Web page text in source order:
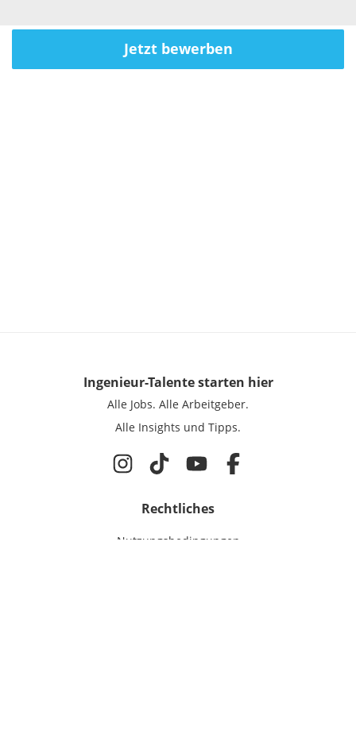
Jetzt bewerben
Ingenieur-Talentestarten hier
Alle Jobs. Alle Arbeitgeber.
Alle Insights und Tipps.
Rechtliches
Nutzungsbedingungen